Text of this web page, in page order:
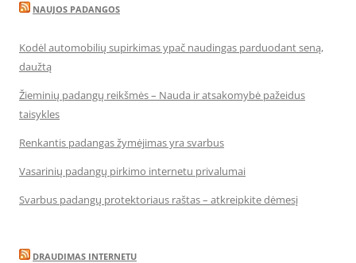
NAUJOS PADANGOS
Kodėl automobilių supirkimas ypač naudingas parduodant seną,
daužtą
Žieminių padangų reikšmės – Nauda ir atsakomybė pažeidus
taisykles
Renkantis padangas žymėjimas yra svarbus
Vasarinių padangų pirkimo internetu privalumai
Svarbus padangų protektoriaus raštas – atkreipkite dėmesį
DRAUDIMAS INTERNETU